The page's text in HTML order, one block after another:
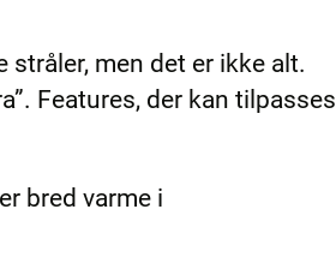
stråler, men det er ikke alt.
Features, der kan tilpasses
bred varme i